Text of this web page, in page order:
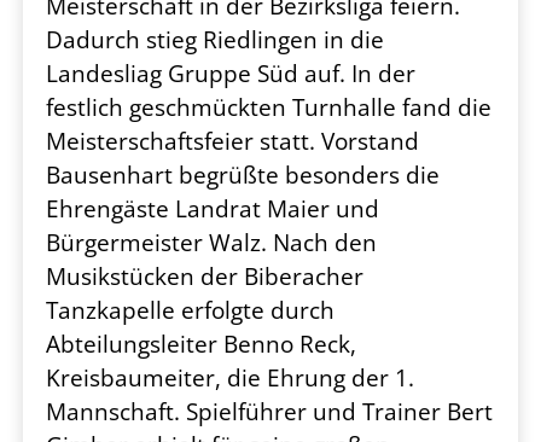
Dadurch stieg Riedlingen in die
Landesliag Gruppe Süd auf. In der
festlich geschmückten Turnhalle fand die
Meisterschaftsfeier statt. Vorstand
Bausenhart begrüßte besonders die
Ehrengäste Landrat Maier und
Bürgermeister Walz. Nach den
Musikstücken der Biberacher
Tanzkapelle erfolgte durch
Abteilungsleiter Benno Reck,
Kreisbaumeiter, die Ehrung der 1.
Mannschaft. Spielführer und Trainer Bert